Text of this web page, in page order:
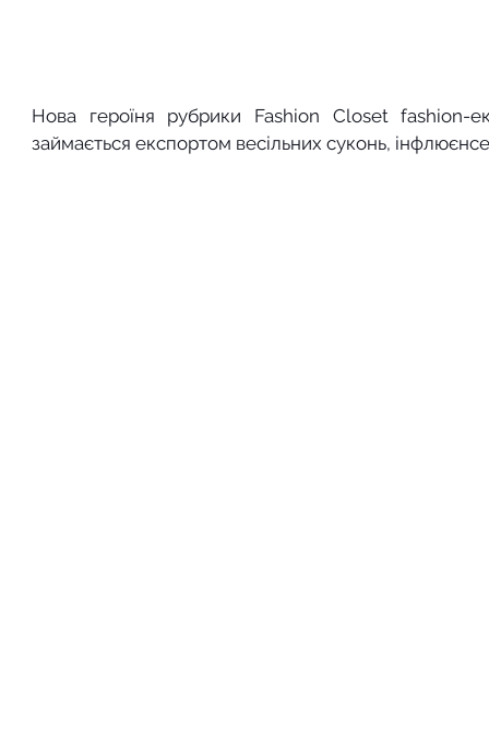
Нова героїня рубрики Fashion Closet fashion-
займається експортом весільних суконь,